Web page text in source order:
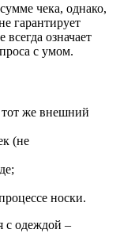
чека, однако,
гарантирует
означает
с умом.
тот же внешний
(не
носки.
с одеждой –